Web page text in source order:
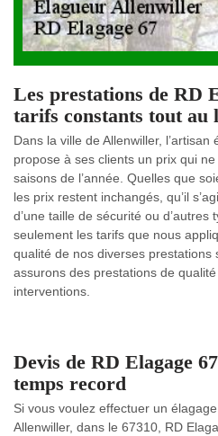
Les prestations de RD
tarifs constants tout au
Dans la ville de Allenwiller,
propose à ses clients un prix qui
saisons de l’année. Quelles que
les prix restent inchangés, qu’il
d’une taille de sécurité ou d’autres
seulement les tarifs que nous
qualité de nos diverses prestations
assurons des prestations de
interventions.
Devis de RD Elagage
temps record
Si vous voulez effectuer un
Allenwiller, dans le 67310, RD